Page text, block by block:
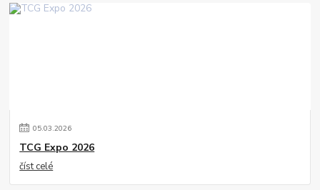
05.03.2026
TCG Expo 2026
číst celé